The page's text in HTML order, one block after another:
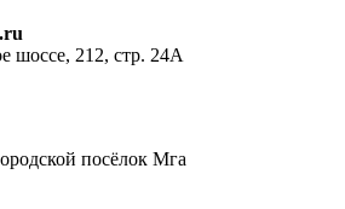
шоссе, 212, стр. 24А
посёлок Мга